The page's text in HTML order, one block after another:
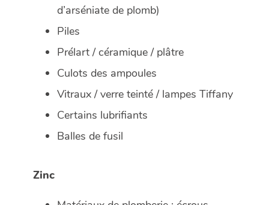
d’arséniate de plomb)
Piles
Prélart / céramique / plâtre
Culots des ampoules
Vitraux / verre teinté / lampes Tiffany
Certains lubrifiants
Balles de fusil
Zinc